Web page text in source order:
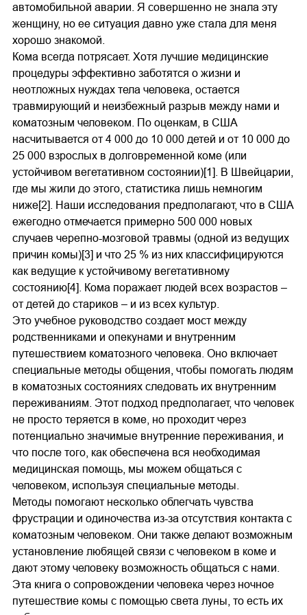
автомобильной аварии. Я совершенно не знала эту
женщину, но ее ситуация давно уже стала для меня
хорошо знакомой.
Кома всегда потрясает. Хотя лучшие медицинские
процедуры эффективно заботятся о жизни и
неотложных нуждах тела человека, остается
травмирующий и неизбежный разрыв между нами и
коматозным человеком. По оценкам, в США
насчитывается от 4 000 до 10 000 детей и от 10 000 до
25 000 взрослых в долговременной коме (или
устойчивом вегетативном состоянии)[1]. В Швейцарии,
где мы жили до этого, статистика лишь немногим
ниже[2]. Наши исследования предполагают, что в США
ежегодно отмечается примерно 500 000 новых
случаев черепно-мозговой травмы (одной из ведущих
причин комы)[3] и что 25 % из них классифицируются
как ведущие к устойчивому вегетативному
состоянию[4]. Кома поражает людей всех возрастов –
от детей до стариков – и из всех культур.
Это учебное руководство создает мост между
родственниками и опекунами и внутренним
путешествием коматозного человека. Оно включает
специальные методы общения, чтобы помогать людям
в коматозных состояниях следовать их внутренним
переживаниям. Этот подход предполагает, что человек
не просто теряется в коме, но проходит через
потенциально значимые внутренние переживания, и
что после того, как обеспечена вся необходимая
медицинская помощь, мы можем общаться с
человеком, используя специальные методы.
Методы помогают несколько облегчать чувства
фрустрации и одиночества из-за отсутствия контакта с
коматозным человеком. Они также делают возможным
установление любящей связи с человеком в коме и
дают этому человеку возможность общаться с нами.
Эта книга о сопровождении человека через ночное
путешествие комы с помощью света луны, то есть их